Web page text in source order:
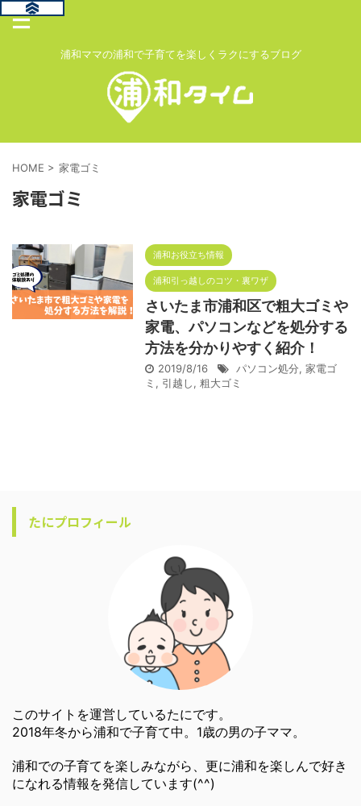
浦和ママの浦和で子育てを楽しくラクにするブログ
HOME > 家電ゴミ
家電ゴミ
浦和お役立ち情報
浦和引っ越しのコツ・裏ワザ
さいたま市浦和区で粗大ゴミや
家電、パソコンなどを処分する
方法を分かりやすく紹介！
2019/8/16 パソコン処分, 家電ゴ
ミ , 引越し, 粗大ゴミ
たにプロフィール
このサイトを運営しているたにです。
2018年冬から浦和で子育て中。1歳の男の子ママ。
浦和での子育てを楽しみながら、更に浦和を楽しんで好き
になれる情報を発信しています(^^)